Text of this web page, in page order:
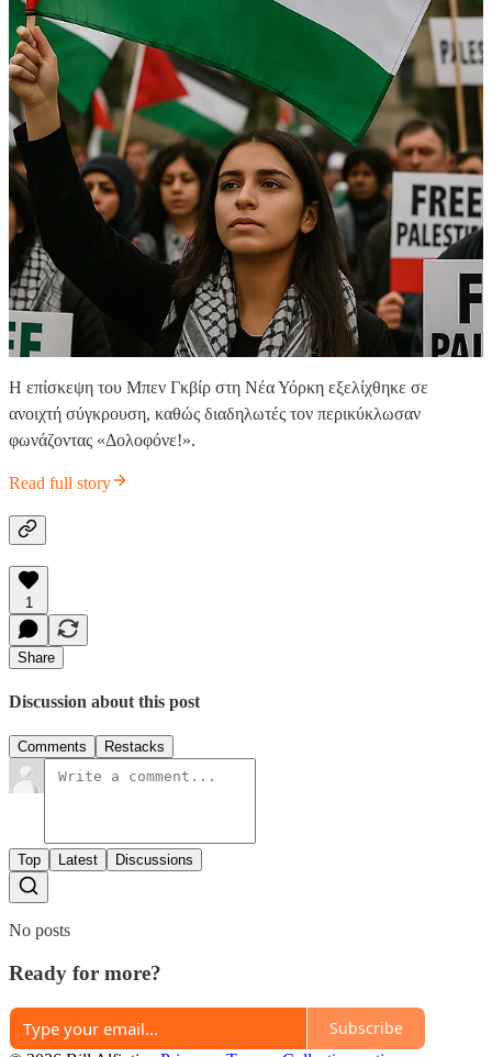
Η επίσκεψη του Μπεν Γκβίρ στη Νέα Υόρκη εξελίχθηκε σε
ανοιχτή σύγκρουση, καθώς διαδηλωτές τον περικύκλωσαν
φωνάζοντας «Δολοφόνε!».
Read full story
1
Share
Discussion about this post
Comments Restacks
Top Latest Discussions
No posts
Ready for more?
Subscribe